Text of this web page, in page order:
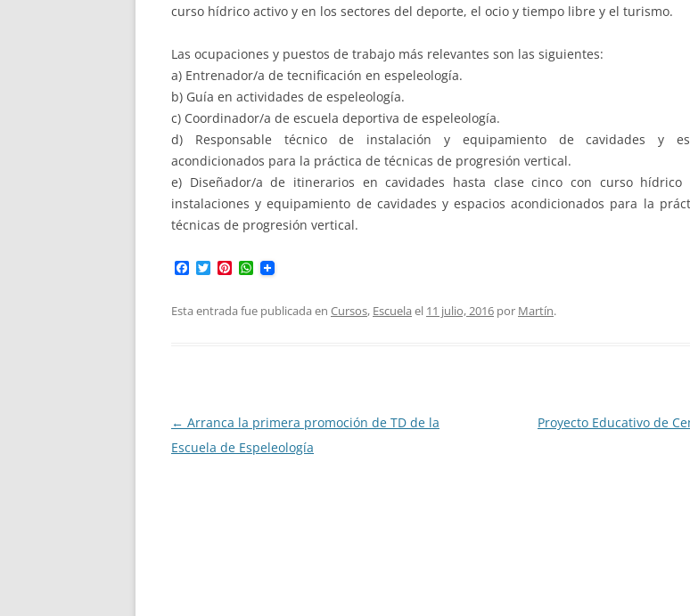
curso hídrico activo y en los sectores del deporte, el ocio y tiempo libre y el turismo.
Las ocupaciones y puestos de trabajo más relevantes son las siguientes:
a) Entrenador/a de tecnificación en espeleología.
b) Guía en actividades de espeleología.
c) Coordinador/a de escuela deportiva de espeleología.
d) Responsable técnico de instalación y equipamiento de cavidades y
acondicionados para la práctica de técnicas de progresión vertical.
e) Diseñador/a de itinerarios en cavidades hasta clase cinco con curso hídrico
instalaciones y equipamiento de cavidades y espacios acondicionados para la
técnicas de progresión vertical.
e
T
t
P
t
W
t
Esta entrada fue publicada en Cursos, Escuela el 11 julio, 2016 por Martín.
Navegación
de
← Arranca la primera promoción de TD de la
Escuela de Espeleología
Proyecto Educativo de